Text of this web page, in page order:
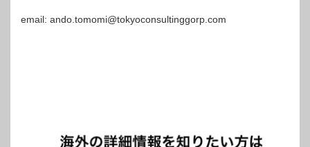
email: ando.tomomi@tokyoconsultinggorp.com